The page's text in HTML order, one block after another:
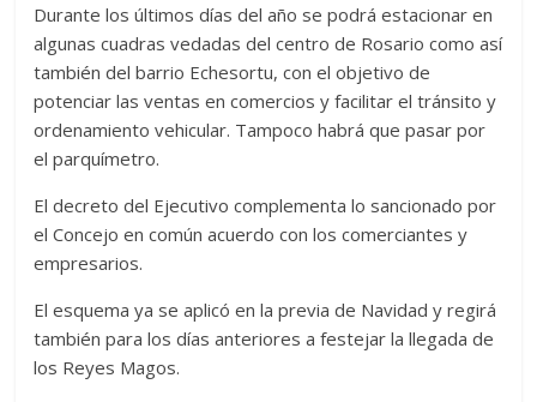
Durante los últimos días del año se podrá estacionar en
algunas cuadras vedadas del centro de Rosario como así
también del barrio Echesortu, con el objetivo de
potenciar las ventas en comercios y facilitar el tránsito y
ordenamiento vehicular. Tampoco habrá que pasar por
el parquímetro.
El decreto del Ejecutivo complementa lo sancionado por
el Concejo en común acuerdo con los comerciantes y
empresarios.
El esquema ya se aplicó en la previa de Navidad y regirá
también para los días anteriores a festejar la llegada de
los Reyes Magos.